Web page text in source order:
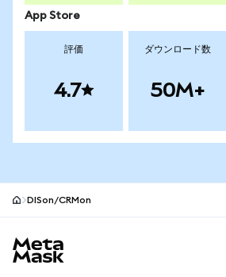
App Store
評価
4.7
ダウンロード数
50M+
DISon/CRMon